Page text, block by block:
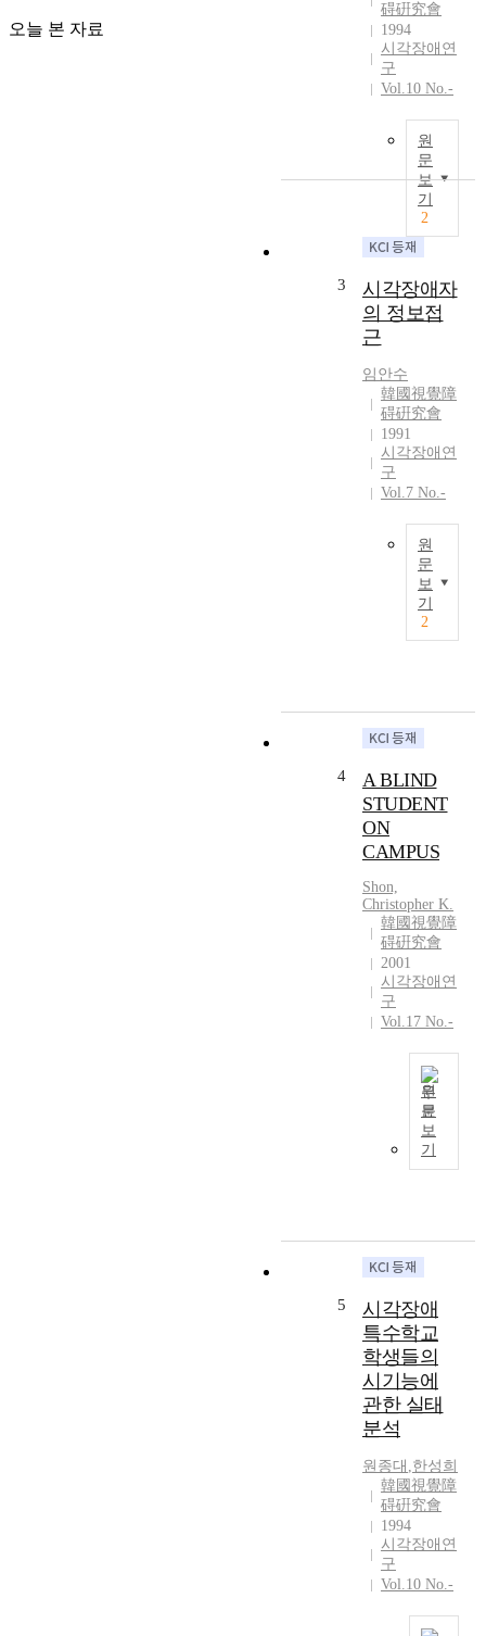
오늘 본 자료
각
碍硏究會
1994
시각장애연
구
Vol.10 No.-
원
문
보
기
2
3
시각장애자
의 정보접
근
임안수
韓國視覺障
碍硏究會
1991
시각장애연
구
Vol.7 No.-
원
문
보
기
2
에
4
A BLIND
STUDENT
ON
CAMPUS
Shon,
Christopher K.
韓國視覺障
碍硏究會
2001
시각장애연
구
Vol.17 No.-
원
문
보
기
5
시각장애
특수학교
학생들의
시기능에
관한 실태
분석
원종대 ,한성희
韓國視覺障
碍硏究會
1994
시각장애연
구
Vol.10 No.-